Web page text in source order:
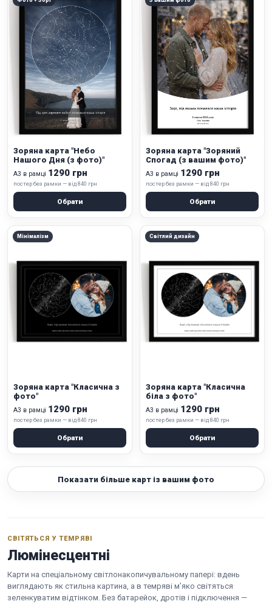
Зоряна карта "Небо
Нашого Дня (з фото)"
А3 в рамці 1290 грн
постер без рамки — від 840 грн
Обрати
Зоряна карта "Зоряний
Спогад (з вашим фото)"
А3 в рамці 1290 грн
постер без рамки — від 840 грн
Обрати
Мінімалізм
Зоряна карта "Класична з
фото"
А3 в рамці 1290 грн
постер без рамки — від 840 грн
Обрати
Світлий дизайн
Зоряна карта "Класична
біла з фото"
А3 в рамці 1290 грн
постер без рамки — від 840 грн
Обрати
Показати більше карт із вашим фото
СВІТЯТЬСЯ У ТЕМРЯВІ
Люмінесцентні
Карти на спеціальному світлонакопичувальному папері: вдень
виглядають як стильна картина, а в темряві м’яко світяться
зеленкуватим відтінком. Без батарейок, дротів і підключення —